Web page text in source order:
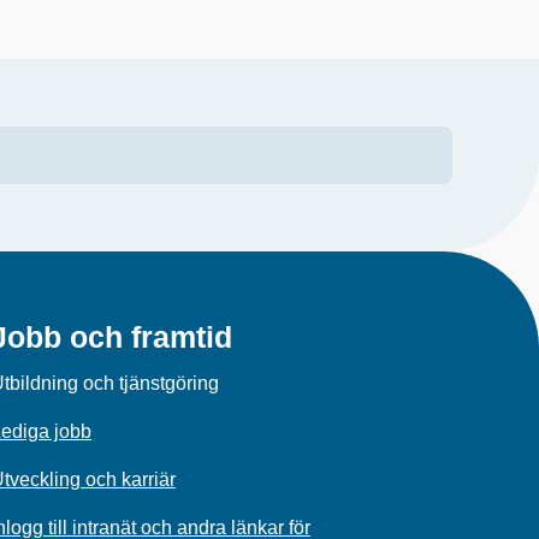
och framtid
och tjänstgöring
jobb
och karriär
till intranät och andra länkar för